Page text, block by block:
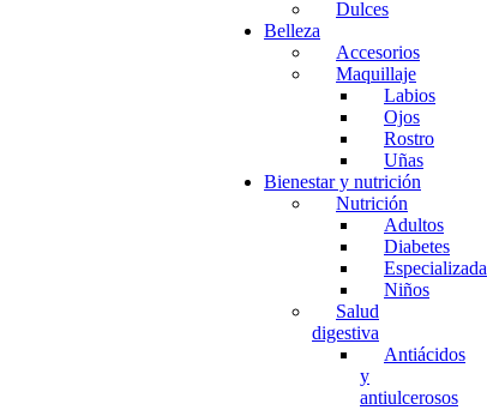
Dulces
Belleza
Accesorios
Maquillaje
Labios
Ojos
Rostro
Uñas
Bienestar y nutrición
Nutrición
Adultos
Diabetes
Especializada
Niños
Salud
digestiva
Antiácidos
y
antiulcerosos